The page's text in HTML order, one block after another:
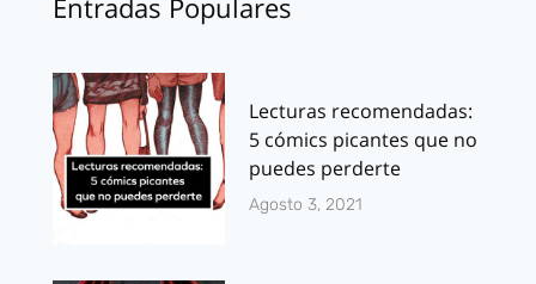
Lecturas recomendadas:
5 cómics picantes que no
puedes perderte
Agosto 3, 2021